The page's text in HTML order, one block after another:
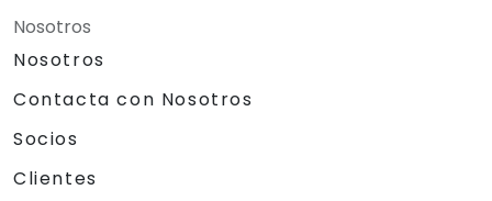
Nosotros
Nosotros
Contacta con Nosotros
Socios
Clientes